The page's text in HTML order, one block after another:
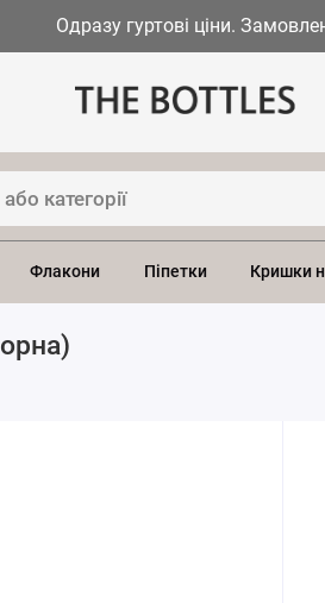
Одразу гуртові ціни.
Флакони Піпетки Кришки